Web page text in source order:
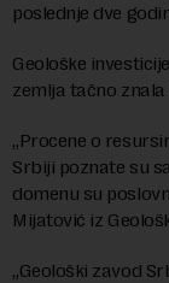
poslednje dve
Geološke
zemlja tačno
„Procene o
Srbiji poznate su
domenu su
Mijatović iz
„Geološki zavod